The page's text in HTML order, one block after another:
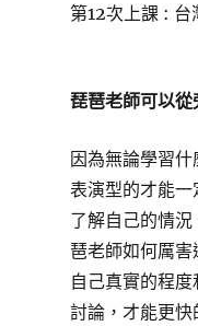
第12次上課 : 台
琵琶老師可以
因為無論學習
表演型的才能
了解自己的情
琶老師如何厲害
自己真實的程
討論，才能更